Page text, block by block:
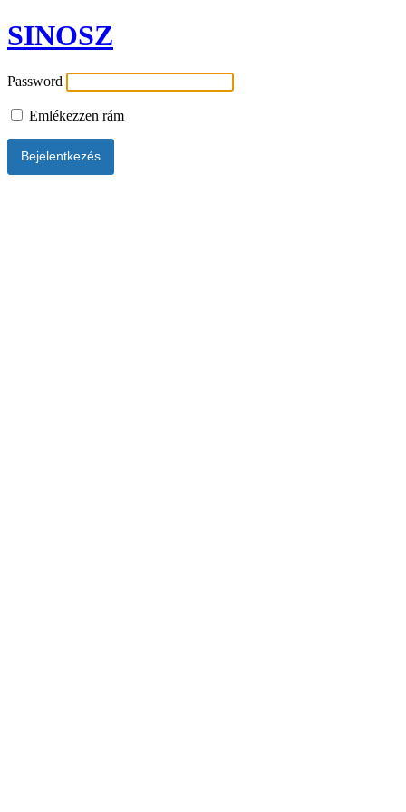
SINOSZ
Password
Emlékezzen rám